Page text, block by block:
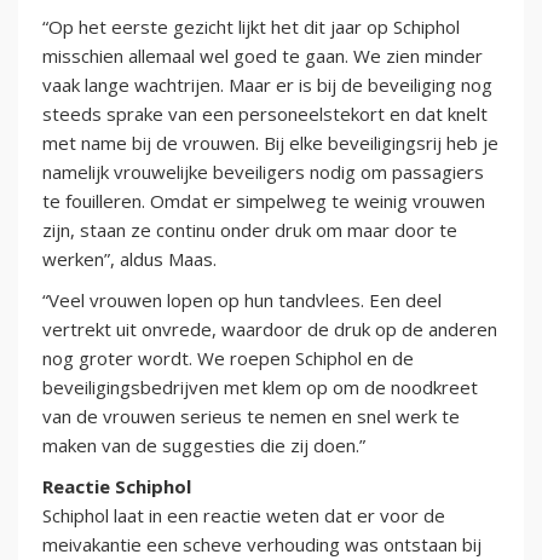
“Op het eerste gezicht lijkt het dit jaar op Schiphol
misschien allemaal wel goed te gaan. We zien minder
vaak lange wachtrijen. Maar er is bij de beveiliging nog
steeds sprake van een personeelstekort en dat knelt
met name bij de vrouwen. Bij elke beveiligingsrij heb je
namelijk vrouwelijke beveiligers nodig om passagiers
te fouilleren. Omdat er simpelweg te weinig vrouwen
zijn, staan ze continu onder druk om maar door te
werken”, aldus Maas.
“Veel vrouwen lopen op hun tandvlees. Een deel
vertrekt uit onvrede, waardoor de druk op de anderen
nog groter wordt. We roepen Schiphol en de
beveiligingsbedrijven met klem op om de noodkreet
van de vrouwen serieus te nemen en snel werk te
maken van de suggesties die zij doen.”
Reactie Schiphol
Schiphol laat in een reactie weten dat er voor de
meivakantie een scheve verhouding was ontstaan bij